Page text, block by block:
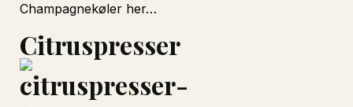
Champagnekøler her…
Citruspresser